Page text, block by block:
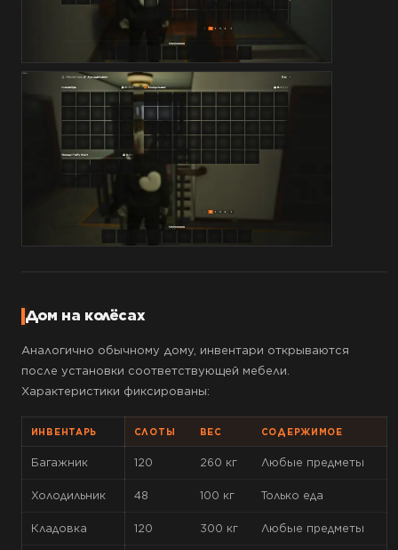
Дом на колёсах
Аналогично обычному дому, инвентари открываются
после установки соответствующей мебели.
Характеристики фиксированы:
ИНВЕНТАРЬ СЛОТЫ ВЕС СОДЕРЖИМОЕ
Багажник 120 260 кг Любые предметы
Холодильник 48 100 кг Только еда
Кладовка 120 300 кг Любые предметы